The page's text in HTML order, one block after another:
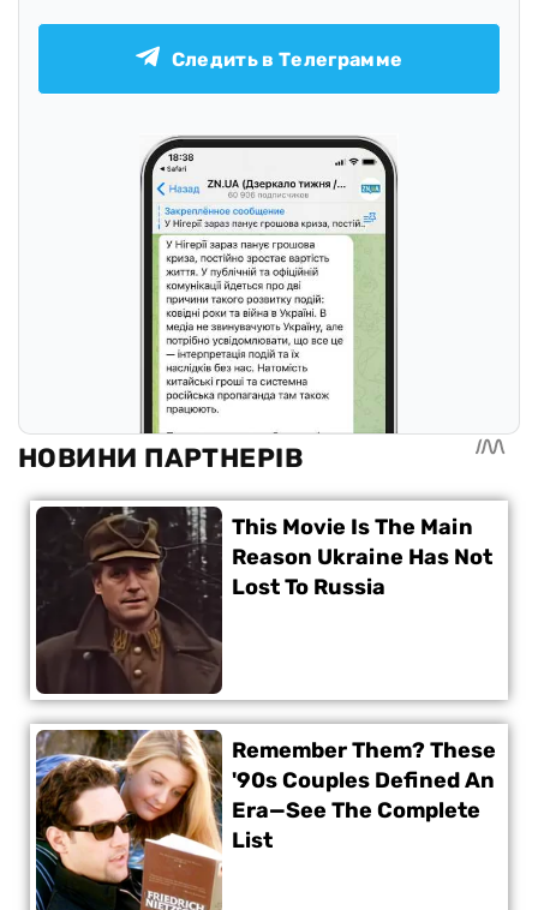
Следить в Телеграмме